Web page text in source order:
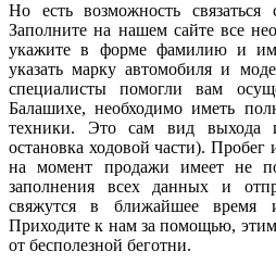
Но есть возможность
Заполните на нашем сайте все
укажите в форме фамилию и
указать марку автомобиля и
специалисты помогли вам
Балашихе, необходимо иметь
техники. Это сам вид выхода
остановка ходовой части).
на момент продажи имеет не
заполнения всех данных и
свяжутся в ближайшее время
Приходите к нам за помощью, этим
от бесполезной беготни.